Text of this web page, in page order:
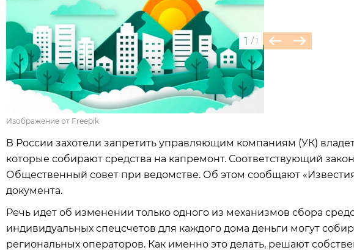
1 / 1
Изображение от Freepik
В России захотели запретить управляющим компаниям (УК)
которые собирают средства на капремонт. Соответствующий
Общественный совет при ведомстве. Об этом сообщают
документа.
Речь идет об изменении только одного из механизмов сбора
индивидуальных спецсчетов для каждого дома деньги могут
региональных операторов. Как именно это делать, решают